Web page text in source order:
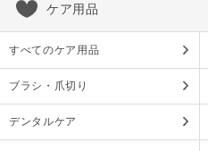
ケア用品
すべてのケア用品
ブラシ・爪切り
デンタルケア